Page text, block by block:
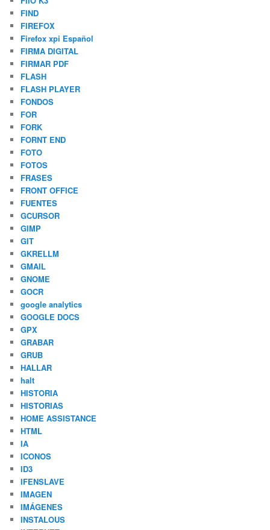
FIND
FIREFOX
Firefox xpi Español
FIRMA DIGITAL
FIRMAR PDF
FLASH
FLASH PLAYER
FONDOS
FOR
FORK
FORNT END
FOTO
FOTOS
FRASES
FRONT OFFICE
FUENTES
GCURSOR
GIMP
GIT
GKRELLM
GMAIL
GNOME
GOCR
google analytics
GOOGLE DOCS
GPX
GRABAR
GRUB
HALLAR
halt
HISTORIA
HISTORIAS
HOME ASSISTANCE
HTML
IA
ICONOS
ID3
IFENSLAVE
IMAGEN
IMÁGENES
INSTALOUS